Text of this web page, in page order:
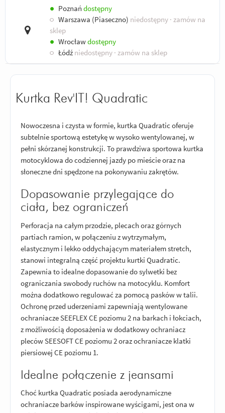
● Poznań dostępny
○ Warszawa (Piaseczno) niedostępny · zamów na
sklep
● Wrocławdostępny
○ Łódź niedostępny · zamów na sklep
Kurtka Rev'IT! Quadratic
Nowoczesna i czysta w formie, kurtka Quadratic oferuje
subtelnie sportową estetykę w wysoko wentylowanej, w
pełni skórzanej konstrukcji. To prawdziwa sportowa kurtka
motocyklowa do codziennej jazdy po mieście oraz na
słoneczne dni spędzone na pokonywaniu zakrętów.
Dopasowanie przylegające do
ciała, bez ograniczeń
Perforacja na całym przodzie, plecach oraz górnych
partiach ramion, w połączeniu z wytrzymałym,
elastycznym i lekko oddychającym materiałem stretch,
stanowi integralną część projektu kurtki Quadratic.
Zapewnia to idealne dopasowanie do sylwetki bez
ograniczania swobody ruchów na motocyklu. Komfort
można dodatkowo regulować za pomocą pasków w talii.
Ochronę przed uderzeniami zapewniają wentylowane
ochraniacze SEEFLEX CE poziomu 2 na barkach i łokciach,
z możliwością doposażenia w dodatkowy ochraniacz
pleców SEESOFT CE poziomu 2 oraz ochraniacze klatki
piersiowej CE poziomu 1.
Idealne połączenie z jeansami
Choć kurtka Quadratic posiada aerodynamiczne
ochraniacze barków inspirowane wyścigami, jest ona w